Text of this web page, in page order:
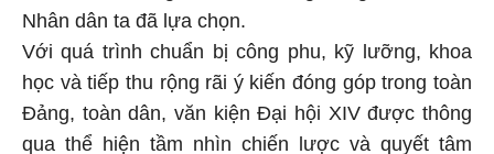
Nhân dân ta đã lựa chọn.
Với quá trình chuẩn bị công phu, kỹ lưỡng, khoa
học và tiếp thu rộng rãi ý kiến đóng góp trong toàn
Đảng, toàn dân, văn kiện Đại hội XIV được thông
qua thể hiện tầm nhìn chiến lược và quyết tâm